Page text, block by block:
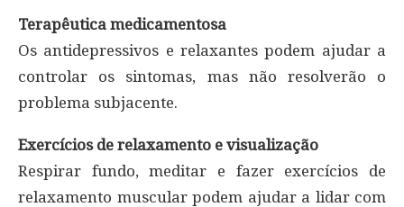
Terapêutica medicamentosa
Os antidepressivos e relaxantes podem ajudar a
controlar os sintomas, mas não resolverão o
problema subjacente.
Exercícios de relaxamento e visualização
Respirar fundo, meditar e fazer exercícios de
relaxamento muscular podem ajudar a lidar com